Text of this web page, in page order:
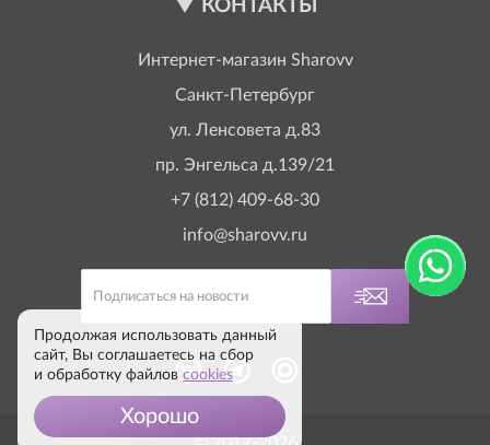
КОНТАКТЫ
Интернет-магазин Sharovv
Санкт-Петербург
ул. Ленсовета д.83
пр. Энгельса д.139/21
+7 (812) 409-68-30
info@sharovv.ru
Продолжая использовать данный
сайт, Вы соглашаетесь на сбор
и обработку файлов cookies
Хорошо